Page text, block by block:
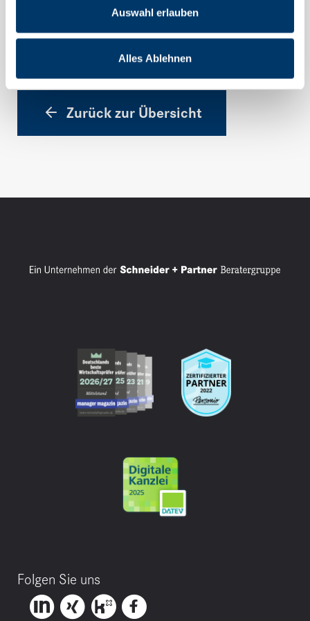
Auswahl erlauben
Alles Ablehnen
Artikel vom 14.10.2023
Zurück zur Übersicht
Folgen Sie uns